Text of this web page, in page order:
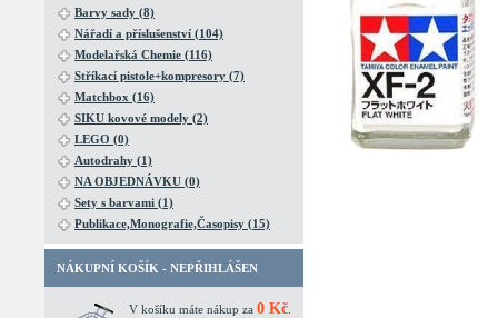
Barvy sady (8)
Nářadí a příslušenství (104)
Modelařská Chemie (116)
Stříkací pistole+kompresory (7)
Matchbox (16)
SIKU kovové modely (2)
LEGO (0)
Autodrahy (1)
NA OBJEDNÁVKU (0)
Sety s barvami (1)
Publikace,Monografie,Časopisy (15)
NÁKUPNÍ KOŠÍK - NEPŘIHLÁŠEN
V košíku máte nákup za 0 Kč